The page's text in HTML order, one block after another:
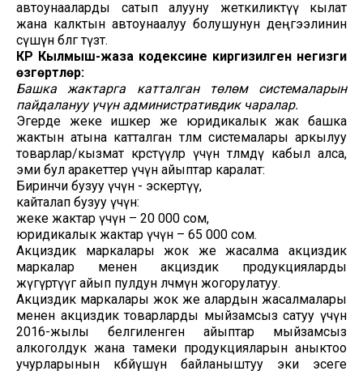
автоунааларды сатып алууну жеткиликтүү кылат
жана калктын автоунаалуу болушунун деңгээлинин
өсүшүнө өбөлгө түзөт.
КР Кылмыш-жаза кодексине киргизилген негизги
өзгөртүүлөр:
Башка жактарга катталган төлөм системаларын
пайдалануу үчүн административдик чаралар.
Эгерде жеке ишкер же юридикалык жак башка
жактын атына катталган төлөм системалары аркылуу
товарлар/кызмат көрсөтүүлөр үчүн төлөмдү кабыл алса,
эми бул аракеттер үчүн айыптар каралат:
Биринчи бузуу үчүн - эскертүү,
кайталап бузуу үчүн:
жеке жактар үчүн – 20 000 сом,
юридикалык жактар үчүн – 65 000 сом.
Акциздик маркалары жок же жасалма акциздик
маркалар менен акциздик продукцияларды
жүгүртүүгө айып пулдун өлчөмүн жогорулатуу.
Акциздик маркалары жок же алардын жасалмалары
менен акциздик товарларды мыйзамсыз сатуу үчүн
2016-жылы белгиленген айыптар мыйзамсыз
алкоголдук жана тамеки продукцияларын аныктоо
учурларынын көбөйүшүнө байланыштуу эки эсеге